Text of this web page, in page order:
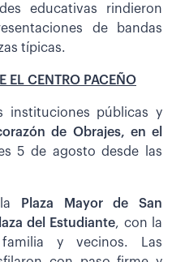
educativas rindieron
de bandas
típicas.
EL CENTRO PACEÑO
instituciones públicas y
de Obrajes, en el
5 de agosto desde las
Plaza Mayor de San
del Estudiante, con la
y vecinos. Las